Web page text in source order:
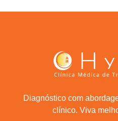
Diagnóstico com
clínico. Viva